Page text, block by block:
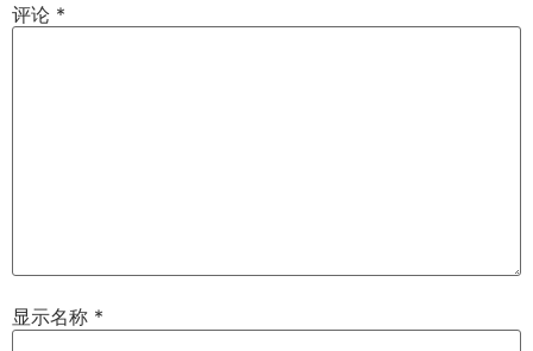
评论 *
显示名称 *